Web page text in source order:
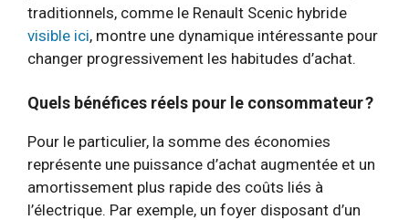
traditionnels, comme le Renault Scenic hybride
visible ici, montre une dynamique intéressante pour
changer progressivement les habitudes d’achat.
Quels bénéfices réels pour le consommateur ?
Pour le particulier, la somme des économies
représente une puissance d’achat augmentée et un
amortissement plus rapide des coûts liés à
l’électrique. Par exemple, un foyer disposant d’un